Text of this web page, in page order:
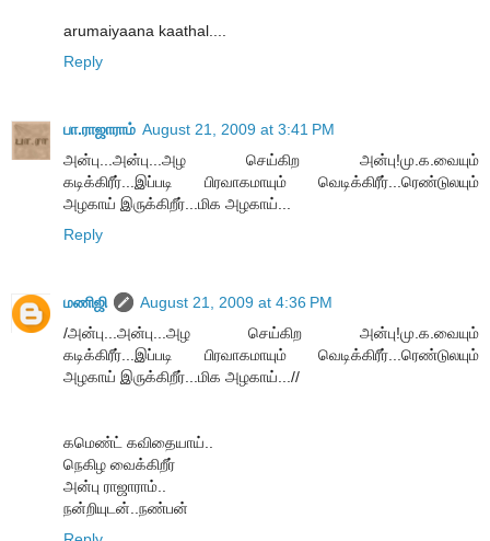
arumaiyaana kaathal....
Reply
பா.ராஜாராம் August 21, 2009 at 3:41 PM
அன்பு...அன்பு...அழ செய்கிற அன்பு!மு.க.வையும்
கடிக்கிரீர்...இப்படி பிரவாகமாயும் வெடிக்கிரீர்...ரெண்டுலயும்
அழகாய் இருக்கிறீர்...மிக அழகாய்...
Reply
மணிஜி
August 21, 2009 at 4:36 PM
/அன்பு...அன்பு...அழ செய்கிற அன்பு!மு.க.வையும்
கடிக்கிரீர்...இப்படி பிரவாகமாயும் வெடிக்கிரீர்...ரெண்டுலயும்
அழகாய் இருக்கிறீர்...மிக அழகாய்...//
கமெண்ட் கவிதையாய்..
நெகிழ வைக்கிறீர்
அன்பு ராஜாராம்..
நன்றியுடன்..நண்பன்